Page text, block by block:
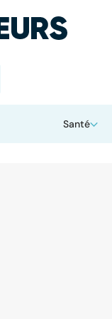
Santé